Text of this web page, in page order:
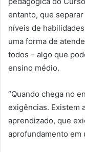
entanto, que
níveis de
uma forma de
todos – algo que
ensino médio.
“Quando chega no
exigências. Existem
aprendizado, que
aprofundamento em